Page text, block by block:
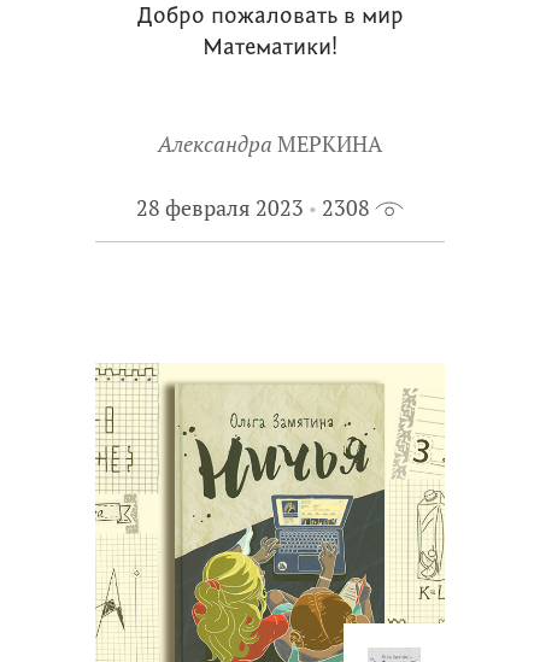
Добро пожаловать в мир
Математики!
Александра МЕРКИНА
28 февраля 2023 2308